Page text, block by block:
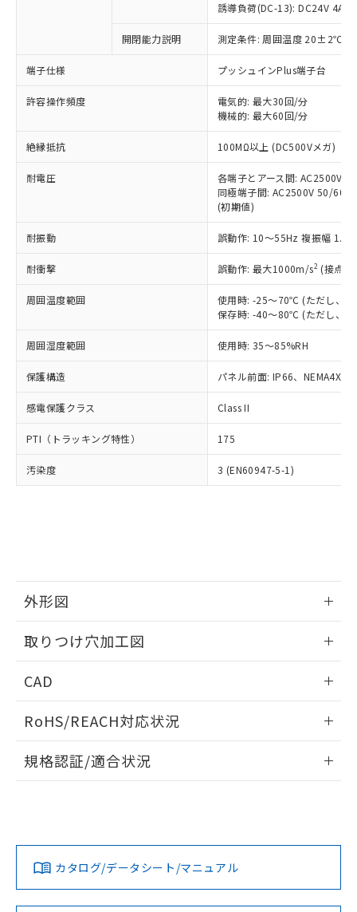
誘導負荷(DC-13): DC24V 4A/
開閉能力説明 測定条件: 周囲温度 20±2℃、
端子仕様 プッシュインPlus端子台
許容操作頻度
電気的: 最大30回/分
機械的: 最大60回/分
絶縁抵抗 100MΩ以上 (DC500Vメガ)
耐電圧
各端子とアース間: AC2500V
同極端子間: AC2500V 50/
(初期値)
耐振動 誤動作: 10～55Hz 複振幅
耐衝撃 誤動作: 最大1000m/s2 (接点
周囲温度範囲
使用時: -25～70℃ (ただし、氷
保存時: -40～80℃ (ただし、氷
周囲湿度範囲 使用時: 35～85%RH
保護構造 パネル前面: IP66、NEMA4X,
感電保護クラス Class II
PTI（トラッキング特性） 175
汚染度 3 (EN60947-5-1)
外形図
取りつけ穴加工図
CAD
ドすることができます。
ログイン/会員登録
ダウンロードデータをご利用いただく前に、以下を必ずお読
みください。
ソフトウェアの使用条件
RoHS/REACH対応状況
EU RoHS 注意事項・凡例
対応済み
規格認証/適合状況
カタログ/データシート/マニュアル
以下の条件をお読みいただき、同意のうえ
本サービスは、当社制御機器事業取扱
商品の当社在庫状況および標準価格
(税抜)を提供させていただくもので
当社制御機器事業取扱商品の中には、
本サービスの対象外となる商品もある
ことをご了承ください。
在庫状況および標準価格照会結果は、
記載している更新日時点での社内デー
タに基づき作成されるものであり、閲
覧された時点での実際の在庫および標
準価格とは異なる場合があることをご
正式な納期状況および標準価格はお客
様のお取引先、またはお客様担当のオ
ムロン制御機器販売店・当社販売員に
オムロン制御機器販売店や当社販売拠
販売ネットワーク
」をご確認
ください。
在庫状況および標準価格結果を当社の
事前の承諾なく第三者に漏洩または開
示しないようお願いします。
マイパーツ機能（部品リスト作成サー
ビス）をご利用いただくには、I-Web
品・サービスに関するお客様との取
をご了承ください。
※当社の共同利用者とは、
対応予定なし：EU RoHS指令（10物質）の
非含有に非対応の商品で、対応品を出す予
調査・確認中：EU RoHS指令（10物質）の
非含有の対応状況を調査中または確認中の
商品です。
害物質有無と関係のない商品です。
仕入先様の事情により、非含有部品として
いたものが、含有品と判明した場合などや
むを得ず変更することがあります。
鉛(Pb) 1000ppm以下、 水銀(Hg) 1000ppm以下、 カド
六価クロム(Cr(Ⅵ)) 1000ppm以下、ポリ臭化ビフェニル
類(PBB) 1000ppm以下、ポリ臭化ジフェニルエーテル類
(PBDE) 1000ppm以下、フタル酸ビス(2-エチルヘキシ
ル) (DEHP)(別名：DOP) 1000ppm以下、フタル酸ブチ
ルベンジル（BBP） 1000ppm以下、フタル酸ジブチル
（DBP） 1000ppm以下、フタル酸ジイソブチル
但し、RoHS指令で産業用監視および制御機器に対する
フタル酸エステル類の４物質については閾値を超える意
図的な使用がないことを確認しています。
※2 対応予定月
部品在庫の切り替え状況などにより、予定
月が前後することがあります。
下記の非含有証明書をダウンロードするこ
とができます。
EU RoHS指令（10物質）の非含有証明書
51物質の非含有証明書（当社基準）
※本証明書は発行日時点で非含有を証明す
ものではありません。
また、RoHS指令のフタル酸エステル類４
物質の対応では、対応完了までの期間は出
欄に対応日を記載しておりました。
既に当社にて対応品への在庫切替を完了
「○」：最大均質材料含有率が中国RoHSの
基準値以下であることを示します。
「×」：最大均質材料含有率が中国RoHSの
基準値を超えていることを示します。
「－」：未確認です。当社販売部門へお問
*中国RoHS10物質の基準値 (GB/T26572)：
Pb(鉛) :1000ppm、 Hg(水銀) : 1000ppm、 Cd(カドミウ
Cr(Ⅵ)(六価クロム) : 1000ppm、 PBBs(ポリ臭化ビフェ
ニル類) : 1000ppm、 PBDEs(ポリ臭化ジフェニルエーテ
ル類) : 1000ppm、
DBP(フタル酸ジブチル) : 1000ppm、 DIBP(フタル酸ジ
DEHP(フタル酸ビス(2-エチルヘキシル)) : 1000ppm
「ｅ」：有害物質（10物質）のすべてが基
準値以下であることを示します。
「10」：通常の使用状況下において有害物
質が外部に漏えいし、環境に深刻な影響を
当社は、これら貴社製品のうち、外国
為替および外国貿易法に定める商品
（以下｢規制貨物等」という）を輸出
または国外への提供する場合は、日本
国政府の輸出許可(または役務取引許
可)を取得するなどの必要な手続きを
当社は規制貨物を破棄する場合は、完
全に破砕するなど、違法に輸出されな
いよう必要な手段を講じます。
当社は貴社製品を、核兵器、ミサイ
ル、化学兵器、生物兵器またはその他
武器並びにこれらの製造装置等に一切
当社は、貴社製品を第三者に販売する
場合は、上記1、2および3の内容を当
該第三者に通知します。また当社は、
販売先および販売に係わる関係者が違
法に輸出するおそれがある場合は、取
一定数以上の在庫あり
一定数には満たないが在庫あり
在庫なし(最新の在庫状況につ
いては、お客様のお取引先、ま
たはお客様担当のオムロン制御
機器販売店・当社販売員にご確
認ください)
白
受注生産機種、また在庫状況の
情報を公開していない機種